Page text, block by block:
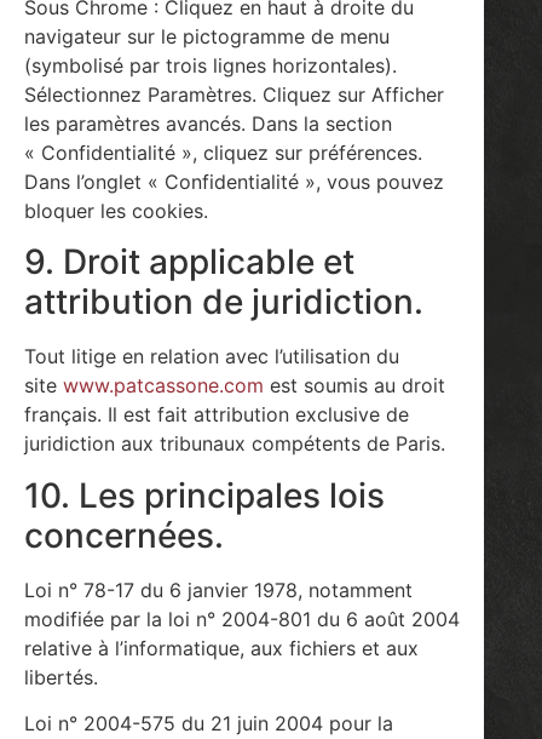
Sous Chrome : Cliquez en haut à droite du
navigateur sur le pictogramme de menu
(symbolisé par trois lignes horizontales).
Sélectionnez Paramètres. Cliquez sur Afficher
les paramètres avancés. Dans la section
« Confidentialité », cliquez sur préférences.
Dans l’onglet « Confidentialité », vous pouvez
bloquer les cookies.
9. Droit applicable et
attribution de juridiction.
Tout litige en relation avec l’utilisation du
site www.patcassone.com est soumis au droit
français. Il est fait attribution exclusive de
juridiction aux tribunaux compétents de Paris.
10. Les principales lois
concernées.
Loi n° 78-17 du 6 janvier 1978, notamment
modifiée par la loi n° 2004-801 du 6 août 2004
relative à l’informatique, aux fichiers et aux
libertés.
Loi n° 2004-575 du 21 juin 2004 pour la